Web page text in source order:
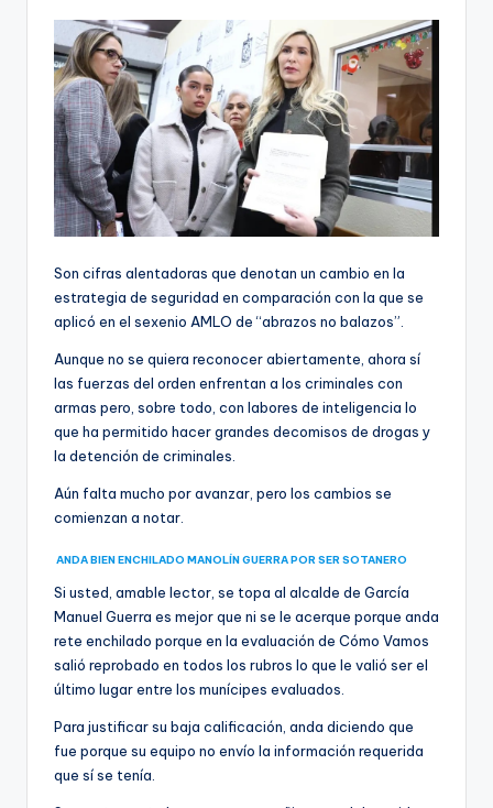
Son cifras alentadoras que denotan un cambio en la
estrategia de seguridad en comparación con la que se
aplicó en el sexenio AMLO de “abrazos no balazos”.
Aunque no se quiera reconocer abiertamente, ahora sí
las fuerzas del orden enfrentan a los criminales con
armas pero, sobre todo, con labores de inteligencia lo
que ha permitido hacer grandes decomisos de drogas y
la detención de criminales.
Aún falta mucho por avanzar, pero los cambios se
comienzan a notar.
ANDA BIEN ENCHILADO MANOLÍN GUERRA POR SER SOTANERO
Si usted, amable lector, se topa al alcalde de García
Manuel Guerra es mejor que ni se le acerque porque anda
rete enchilado porque en la evaluación de Cómo Vamos
salió reprobado en todos los rubros lo que le valió ser el
último lugar entre los munícipes evaluados.
Para justificar su baja calificación, anda diciendo que
fue porque su equipo no envío la información requerida
que sí se tenía.